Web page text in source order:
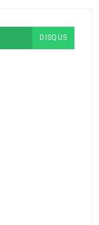
DISQUS